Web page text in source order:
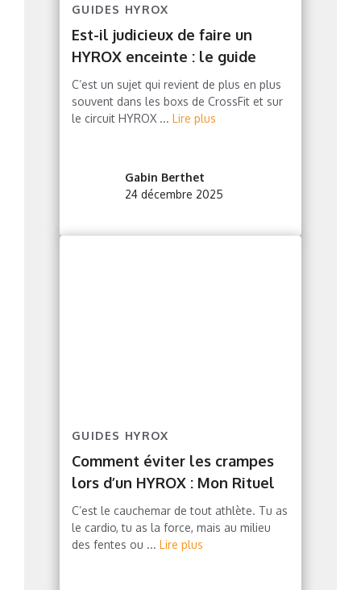
GUIDES HYROX
Est-il judicieux de faire un
HYROX enceinte : le guide
C’est un sujet qui revient de plus en plus
souvent dans les boxs de CrossFit et sur
le circuit HYROX ... Lire plus
Gabin Berthet
24 décembre 2025
GUIDES HYROX
Comment éviter les crampes
lors d’un HYROX : Mon Rituel
C’est le cauchemar de tout athlète. Tu as
le cardio, tu as la force, mais au milieu
des fentes ou ... Lire plus